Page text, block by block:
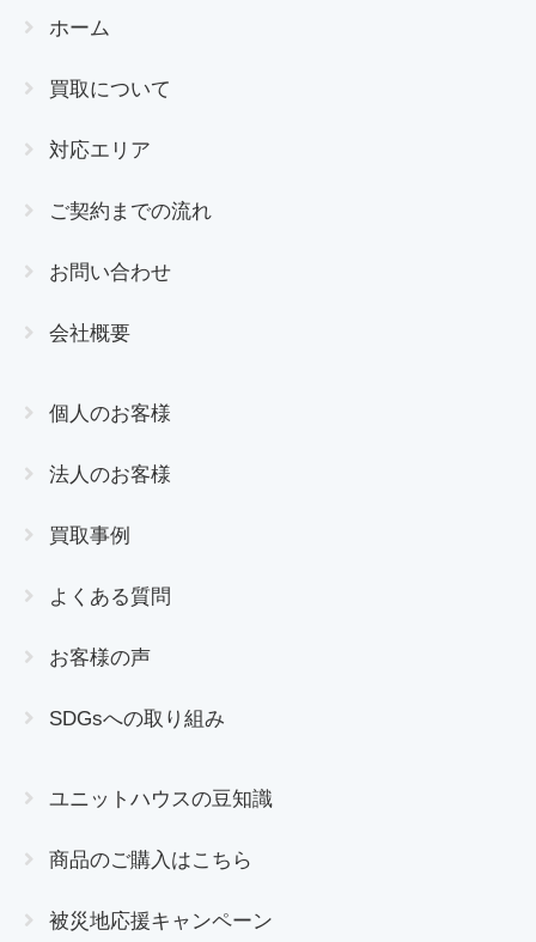
ホーム
買取について
対応エリア
ご契約までの流れ
お問い合わせ
会社概要
個人のお客様
法人のお客様
買取事例
よくある質問
お客様の声
SDGsへの取り組み
ユニットハウスの豆知識
商品のご購入はこちら
被災地応援キャンペーン